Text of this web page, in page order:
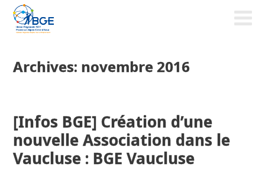
Archives: novembre 2016
[Infos BGE] Création d’une
nouvelle Association dans le
Vaucluse : BGE Vaucluse